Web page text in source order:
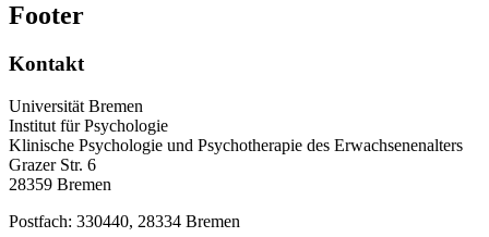
Footer
Kontakt
Universität Bremen
Institut für Psychologie
Klinische Psychologie und Psychotherapie des Erwachsenenalters
Grazer Str. 6
28359 Bremen
Postfach: 330440, 28334 Bremen